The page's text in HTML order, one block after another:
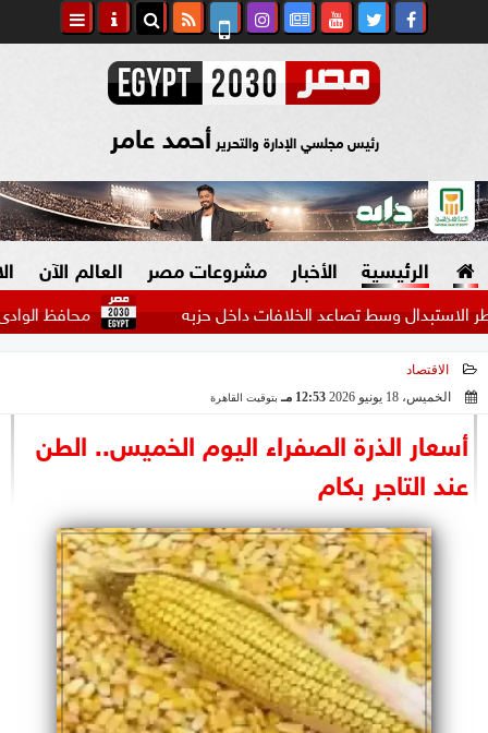
رئيس مجلسي الإدارة والتحرير أحمد عامر
الرئيسية الأخبار
السياسة
الرئاسة
البرلمان
الوزارات
الأحزاب
مشروعات مصر
صنع في مصر
العالم الآن
محافظ الوادى الجديد: صرف 459 ألف جنيه اعانات وسط تصاعد الخلافات داخل حزبه
الاقتصاد
الخميس، 18 يونيو 2026
12:53 مـ بتوقيت القاهرة
أسعار الذرة الصفراء اليوم الخميس.. الطن
عند التاجر بكام